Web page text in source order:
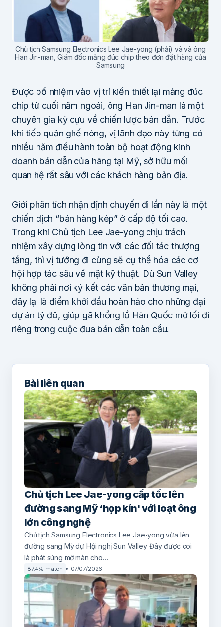
Chủ tịch Samsung Electronics Lee Jae-yong (phải) và và ông
Han Jin-man, Giám đốc mảng đúc chip theo đơn đặt hàng của
Samsung
Được bổ nhiệm vào vị trí kiến thiết lại mảng đúc
chip từ cuối năm ngoái, ông Han Jin-man là một
chuyên gia kỳ cựu về chiến lược bán dẫn. Trước
khi tiếp quản ghế nóng, vị lãnh đạo này từng có
nhiều năm điều hành toàn bộ hoạt động kinh
doanh bán dẫn của hãng tại Mỹ, sở hữu mối
quan hệ rất sâu với các khách hàng bản địa.
Giới phân tích nhận định chuyến đi lần này là một
chiến dịch “bán hàng kép” ở cấp độ tối cao.
Trong khi Chủ tịch Lee Jae-yong chịu trách
nhiệm xây dựng lòng tin với các đối tác thượng
tầng, thì vị tướng đi cùng sẽ cụ thể hóa các cơ
hội hợp tác sâu về mặt kỹ thuật. Dù Sun Valley
không phải nơi ký kết các văn bản thương mại,
đây lại là điểm khởi đầu hoàn hảo cho những đại
dự án tỷ đô, giúp gã khổng lồ Hàn Quốc mở lối đi
riêng trong cuộc đua bán dẫn toàn cầu.
Bài liên quan
Chủ tịch Lee Jae-yong cấp tốc lên
đường sang Mỹ ‘họp kín' với loạt ông
lớn công nghệ
Chủ tịch Samsung Electronics Lee Jae-yong vừa lên
đường sang Mỹ dự Hội nghị Sun Valley. Đây được coi
là phát súng mở màn cho…
87.4% match 07/07/2026